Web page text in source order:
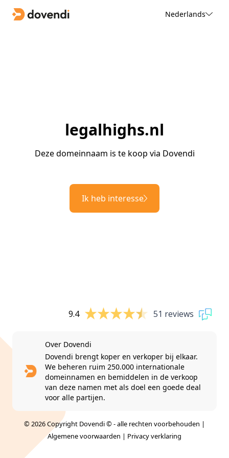
Nederlands
legalhighs.nl
Deze domeinnaam is te koop via Dovendi
Ik heb interesse
9.4 51 reviews
Over Dovendi
Dovendi brengt koper en verkoper bij elkaar.
We beheren ruim 250.000 internationale
domeinnamen en bemiddelen in de verkoop
van deze namen met als doel een goede deal
voor alle partijen.
© 2026 Copyright Dovendi © - alle rechten voorbehouden |
Algemene voorwaarden | Privacy verklaring